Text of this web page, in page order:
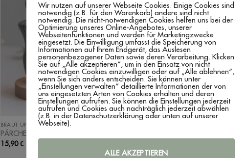
BRAUT UND BRÄUTIGAM
PÄRCHEN IN RIFFELOPTIK
15,90€ –
Wir nutzen auf unserer Webseite Cookies. Einige Cookies sind
notwendig (z.B. für den Warenkorb) andere sind nicht
notwendig. Die nicht-notwendigen Cookies helfen uns bei der
Optimierung unseres Online-Angebotes, unserer
Webseitenfunktionen und werden für Marketingzwecke
eingesetzt. Die Einwilligung umfasst die Speicherung von
Informationen auf Ihrem Endgerät, das Auslesen
personenbezogener Daten sowie deren Verarbeitung. Klicken
Sie auf „Alle akzeptieren“, um in den Einsatz von nicht
notwendigen Cookies einzuwilligen oder auf „Alle ablehnen“,
wenn Sie sich anders entscheiden. Sie können unter
„Einstellungen verwalten“ detaillierte Informationen der von
uns eingesetzten Arten von Cookies erhalten und deren
Einstellungen aufrufen. Sie können die Einstellungen jederzeit
aufrufen und Cookies auch nachträglich jederzeit abwählen
(z.B. in der Datenschutzerklärung oder unten auf unserer
Webseite).
ALLE AKZEPTIEREN